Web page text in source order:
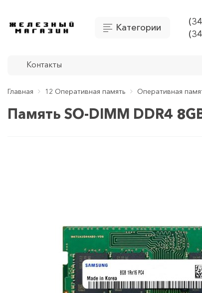
Категории
Контакты
Главная 12 Оперативная память Оперативная
Память SO-DIMM DDR4